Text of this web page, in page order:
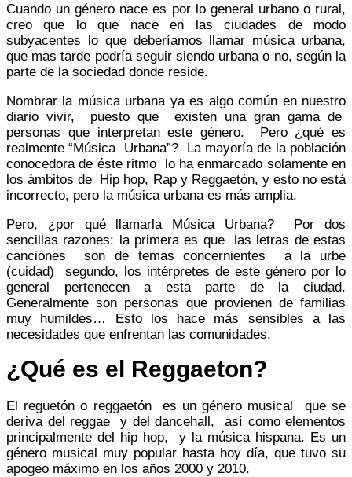
Cuando un género nace es por lo general urbano o rural,
creo que lo que nace en las ciudades de modo
subyacentes lo que deberíamos llamar música urbana,
que mas tarde podría seguir siendo urbana o no, según la
parte de la sociedad donde reside.
Nombrar la música urbana ya es algo común en nuestro
diario vivir, puesto que existen una gran gama de
personas que interpretan este género. Pero ¿qué es
realmente “Música Urbana”? La mayoría de la población
conocedora de éste ritmo lo ha enmarcado solamente en
los ámbitos de Hip hop, Rap y Reggaetón, y esto no está
incorrecto, pero la música urbana es más amplia.
Pero, ¿por qué llamarla Música Urbana? Por dos
sencillas razones: la primera es que las letras de estas
canciones son de temas concernientes a la urbe
(cuidad) segundo, los intérpretes de este género por lo
general pertenecen a esta parte de la ciudad.
Generalmente son personas que provienen de familias
muy humildes… Esto los hace más sensibles a las
necesidades que enfrentan las comunidades.
¿Qué es el Reggaeton?
El reguetón o reggaetón ​ es un género musical ​ que se
deriva del reggae y del dancehall, así como elementos
principalmente del hip hop, y la música hispana. Es un
género musical muy popular hasta hoy día, que tuvo su
apogeo máximo en los años 2000 y 2010.